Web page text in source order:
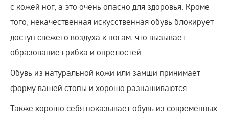
с кожей ног, а это очень опасно для здоровья. Кроме
того, некачественная искусственная обувь блокирует
доступ свежего воздуха к ногам, что вызывает
образование грибка и опрелостей.
Обувь из натуральной кожи или замши принимает
форму вашей стопы и хорошо разнашиваются.
Также хорошо себя показывает обувь из современных